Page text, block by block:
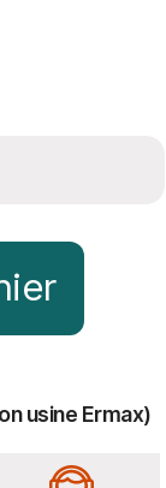
usine Ermax)